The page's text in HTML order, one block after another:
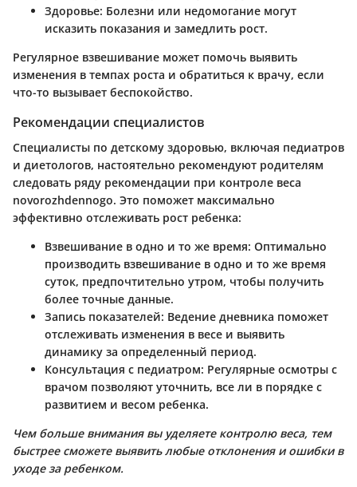
Здоровье: Болезни или недомогание могут
исказить показания и замедлить рост.
Регулярное взвешивание может помочь выявить
изменения в темпах роста и обратиться к врачу, если
что-то вызывает беспокойство.
Рекомендации специалистов
Специалисты по детскому здоровью, включая педиатров
и диетологов, настоятельно рекомендуют родителям
следовать ряду рекомендации при контроле веса
novorozhdennogo. Это поможет максимально
эффективно отслеживать рост ребенка:
Взвешивание в одно и то же время: Оптимально
производить взвешивание в одно и то же время
суток, предпочтительно утром, чтобы получить
более точные данные.
Запись показателей: Ведение дневника поможет
отслеживать изменения в весе и выявить
динамику за определенный период.
Консультация с педиатром: Регулярные осмотры с
врачом позволяют уточнить, все ли в порядке с
развитием и весом ребенка.
Чем больше внимания вы уделяете контролю веса, тем
быстрее сможете выявить любые отклонения и ошибки в
уходе за ребенком.